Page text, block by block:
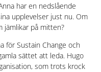
har en nedslående
upplevelser just nu. Om
jämlikar på mitten?
för Sustain Change och
sättet att leda. Hugo
som trots krock